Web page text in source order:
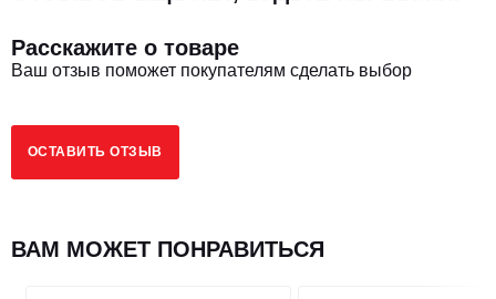
Внешний радиус поворота, мм 4300
Колесная база, мм
Расскажите о товаре
Ваш отзыв поможет покупателям сделать выбор
ОСТАВИТЬ ОТЗЫВ
ВАМ МОЖЕТ ПОНРАВИТЬСЯ